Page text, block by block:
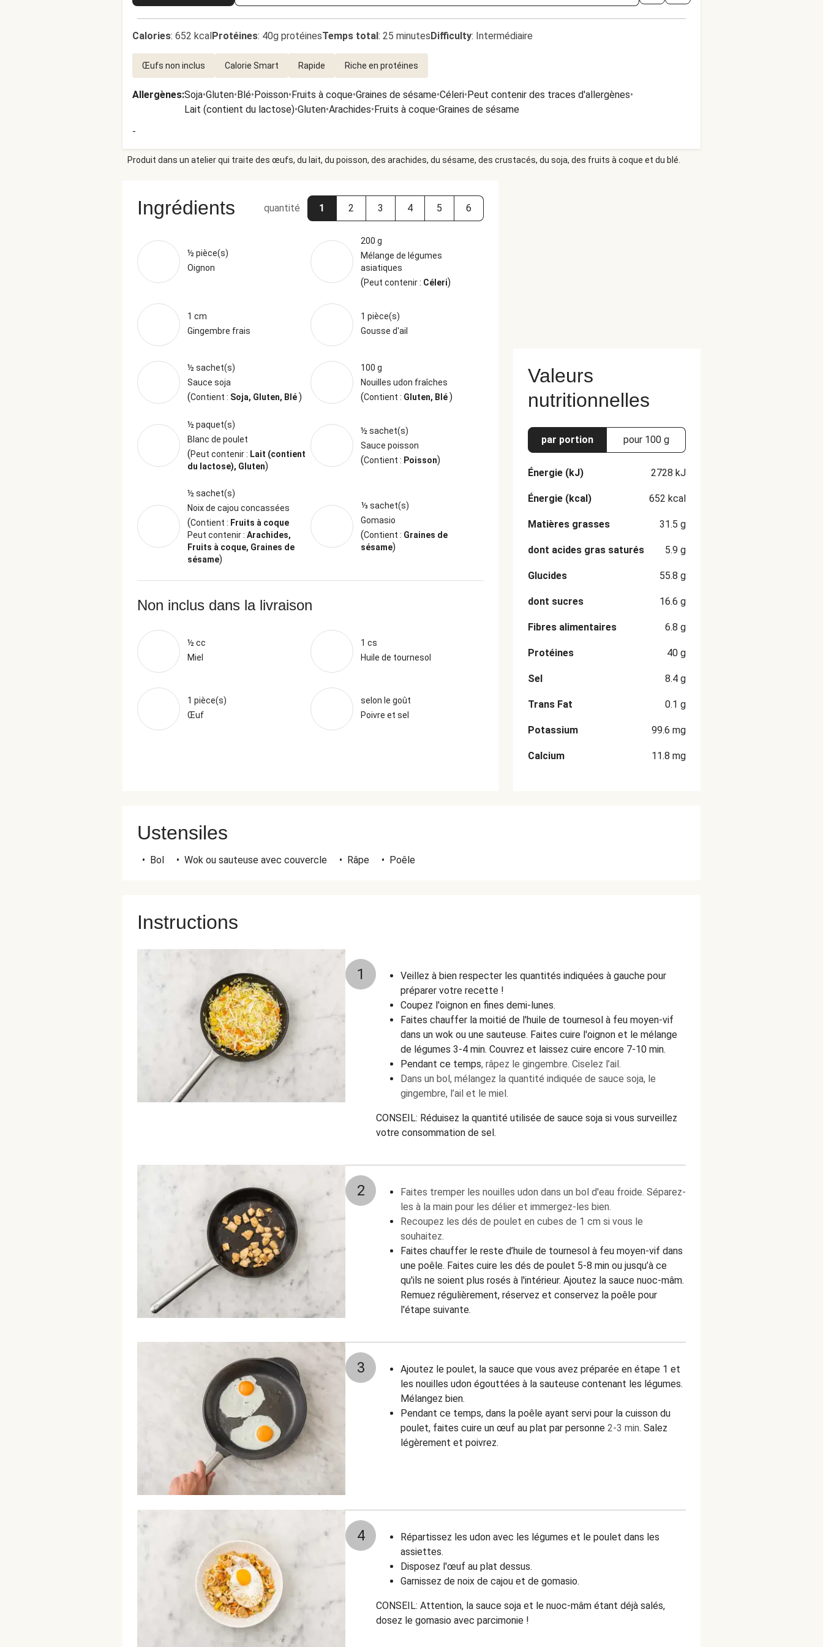
Calories: 652 kcalProtéines: 40g protéinesTemps total: 25 minutesDifficulty: Intermédiaire
Œufs non inclus Calorie Smart Rapide Riche en protéines
Allergènes:Soja•Gluten•Blé•Poisson•Fruits à coque•Graines de sésame•Céleri•Peut contenir des traces d'allergènes•
Lait (contient du lactose)•Gluten•Arachides•Fruits à coque•Graines de sésame
-
Produit dans un atelier qui traite des œufs, du lait, du poisson, des arachides, du sésame, des crustacés, du soja, des fruits à coque et du blé.
Ingrédients quantité 1 2 3 4 5 6
½ pièce(s)
Oignon
200 g
Mélange de légumes
asiatiques
(Peut contenir : Céleri)
1 cm
Gingembre frais
1 pièce(s)
Gousse d'ail
½ sachet(s)
Sauce soja
(Contient : Soja, Gluten, Blé)
100 g
Nouilles udon fraîches
(Contient : Gluten, Blé)
½ paquet(s)
Blanc de poulet
(Peut contenir : Lait (contient
du lactose), Gluten)
½ sachet(s)
Sauce poisson
(Contient : Poisson)
½ sachet(s)
Noix de cajou concassées
(Contient : Fruits à coque
Peut contenir : Arachides,
Fruits à coque, Graines de
sésame)
⅓ sachet(s)
Gomasio
(Contient : Graines de
sésame)
Non inclus dans la livraison
½ cc
Miel
1 cs
Huile de tournesol
1 pièce(s)
Œuf
selon le goût
Poivre et sel
Valeurs
nutritionnelles
par portion pour 100 g
Énergie (kJ) 2728 kJ
Énergie (kcal) 652 kcal
Matières grasses 31.5 g
dont acides gras saturés 5.9 g
Glucides 55.8 g
dont sucres 16.6 g
Fibres alimentaires 6.8 g
Protéines 40 g
Sel 8.4 g
Trans Fat 0.1 g
Potassium 99.6 mg
Calcium 11.8 mg
Ustensiles
• Bol • Wok ou sauteuse avec couvercle • Râpe • Poêle
Instructions
1
Veillez à bien respecter les quantités indiquées à gauche pour
préparer votre recette !
Coupez l'oignon en fines demi-lunes.
Faites chauffer la moitié de l'huile de tournesol à feu moyen-vif
dans un wok ou une sauteuse. Faites cuire l'oignon et le mélange
de légumes 3-4 min. Couvrez et laissez cuire encore 7-10 min.
Pendant ce temps, râpez le gingembre. Ciselez l’ail.
Dans un bol, mélangez la quantité indiquée de sauce soja, le
gingembre, l’ail et le miel.
CONSEIL: Réduisez la quantité utilisée de sauce soja si vous surveillez
votre consommation de sel.
2
Faites tremper les nouilles udon dans un bol d'eau froide. Séparez-
les à la main pour les délier et immergez-les bien.
Recoupez les dés de poulet en cubes de 1 cm si vous le
souhaitez.
Faites chauffer le reste d’huile de tournesol à feu moyen-vif dans
une poêle. Faites cuire les dés de poulet 5-8 min ou jusqu’à ce
qu'ils ne soient plus rosés à l'intérieur. Ajoutez la sauce nuoc-mâm.
Remuez régulièrement, réservez et conservez la poêle pour
l'étape suivante.
3
Ajoutez le poulet, la sauce que vous avez préparée en étape 1 et
les nouilles udon égouttées à la sauteuse contenant les légumes.
Mélangez bien.
Pendant ce temps, dans la poêle ayant servi pour la cuisson du
poulet, faites cuire un œuf au plat par personne 2-3 min. Salez
légèrement et poivrez.
4
Répartissez les udon avec les légumes et le poulet dans les
assiettes.
Disposez l'œuf au plat dessus.
Garnissez de noix de cajou et de gomasio.
CONSEIL: Attention, la sauce soja et le nuoc-mâm étant déjà salés,
dosez le gomasio avec parcimonie !